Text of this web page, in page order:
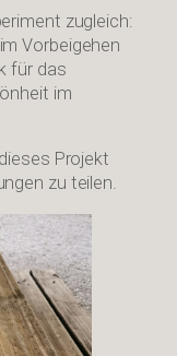
zugleich:
Vorbeigehen
für das
im
Projekt
zu teilen.